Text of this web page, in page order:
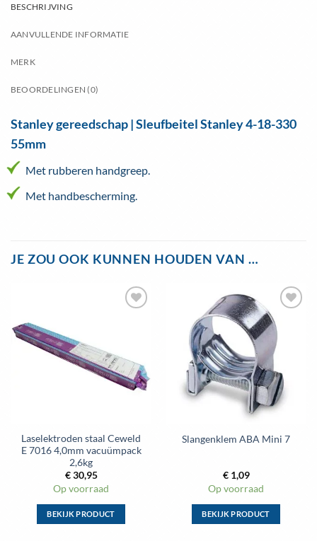
BESCHRIJVING
AANVULLENDE INFORMATIE
MERK
BEOORDELINGEN (0)
Stanley gereedschap | Sleufbeitel Stanley 4-18-330
55mm
Met rubberen handgreep.
Met handbescherming.
JE ZOU OOK KUNNEN HOUDEN VAN …
Laselektroden staal Ceweld
E 7016 4,0mm vacuümpack
2,6kg
€30,95
Op voorraad
BEKIJK PRODUCT
Toevoegen
aan
wenslijst
Slangenklem ABA Mini 7
€1,09
Op voorraad
BEKIJK PRODUCT